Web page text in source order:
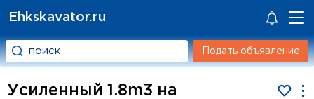
Ehkskavator.ru
Подать объявление
Усиленный 1.8m3 на